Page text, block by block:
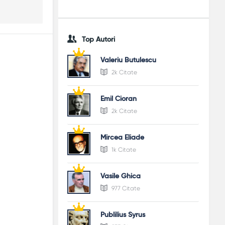
Top Autori
Valeriu Butulescu
2k Citate
Emil Cioran
2k Citate
Mircea Eliade
1k Citate
Vasile Ghica
977 Citate
Publilius Syrus